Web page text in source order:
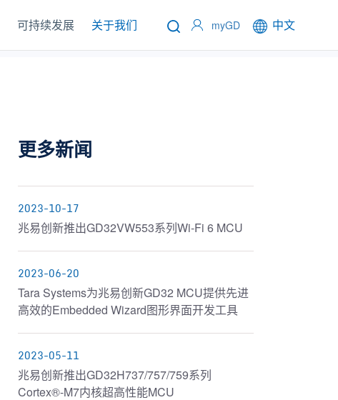
可持续发展 关于我们 myGD 中文
更多新闻
2023-10-17
兆易创新推出GD32VW553系列Wi-Fi 6 MCU
2023-06-20
Tara Systems为兆易创新GD32 MCU提供先进
高效的Embedded Wizard图形界面开发工具
2023-05-11
兆易创新推出GD32H737/757/759系列
Cortex®-M7内核超高性能MCU